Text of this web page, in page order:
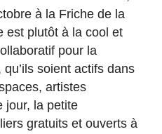
à la Friche de la
est plutôt à la cool et
pour la
soient actifs dans
artistes
jour, la petite
gratuits et ouverts à